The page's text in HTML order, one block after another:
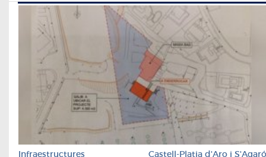
Infraestructures Castell-Platja d'Aro i S'Agaró